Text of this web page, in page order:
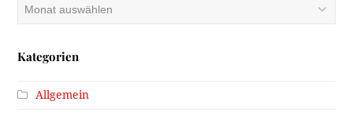
Kategorien
Allgemein